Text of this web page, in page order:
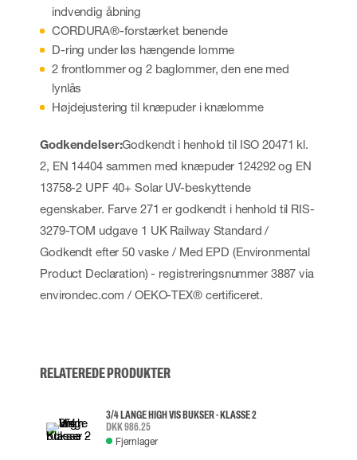
indvendig åbning
CORDURA®-forstærket benende
D-ring under løs hængende lomme
2 frontlommer og 2 baglommer, den ene med
lynlås
Højdejustering til knæpuder i knælomme
Godkendelser:Godkendt i henhold til ISO 20471 kl.
2, EN 14404 sammen med knæpuder 124292 og EN
13758-2 UPF 40+ Solar UV-beskyttende
egenskaber. Farve 271 er godkendt i henhold til RIS-
3279-TOM udgave 1 UK Railway Standard /
Godkendt efter 50 vaske / Med EPD (Environmental
Product Declaration) - registreringsnummer 3887 via
environdec.com / OEKO-TEX® certificeret.
RELATEREDE PRODUKTER
3/4 LANGE HIGH VIS BUKSER - KLASSE 2
DKK 986.25
Fjernlager